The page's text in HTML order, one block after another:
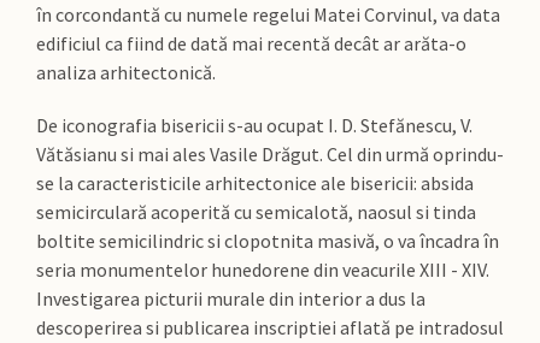
în corcondantă cu numele regelui Matei Corvinul, va data
edificiul ca fiind de dată mai recentă decât ar arăta-o
analiza arhitectonică.
De iconografia bisericii s-au ocupat I. D. Stefănescu, V.
Vătăsianu si mai ales Vasile Drăgut. Cel din urmă oprindu-
se la caracteristicile arhitectonice ale bisericii: absida
semicirculară acoperită cu semicalotă, naosul si tinda
boltite semicilindric si clopotnita masivă, o va încadra în
seria monumentelor hunedorene din veacurile XIII - XIV.
Investigarea picturii murale din interior a dus la
descoperirea si publicarea inscriptiei aflată pe intradosul